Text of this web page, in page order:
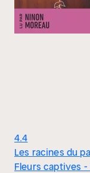
4.4
Les racines du
Fleurs captives -